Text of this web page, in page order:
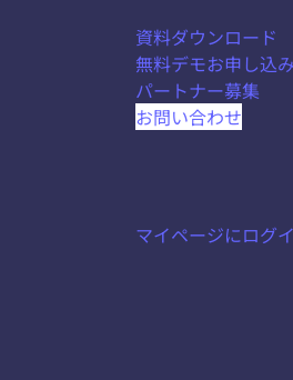
資料ダウンロード
無料デモお申し込み
パートナー募集
お問い合わせ
マイページにログ